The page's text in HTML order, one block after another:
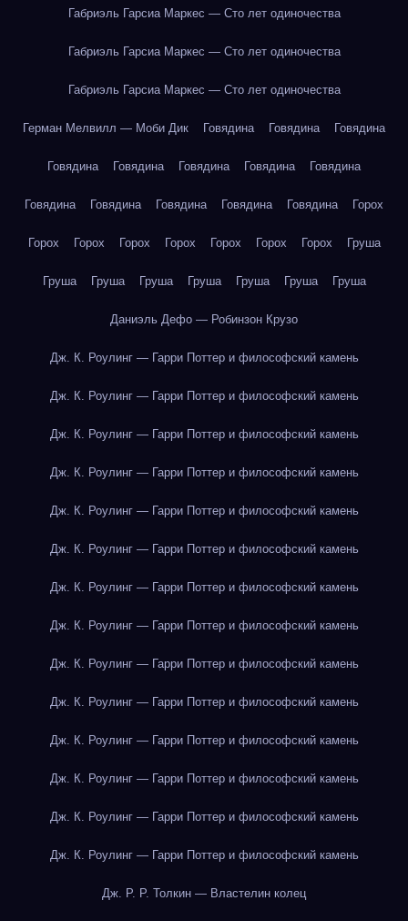
Габриэль Гарсиа Маркес — Сто лет одиночества
Габриэль Гарсиа Маркес — Сто лет одиночества
Габриэль Гарсиа Маркес — Сто лет одиночества
Герман Мелвилл — Моби Дик Говядина Говядина Говядина
Говядина Говядина Говядина Говядина Говядина
Говядина Говядина Говядина Говядина Говядина Горох
Горох Горох Горох Горох Горох Горох Горох Груша
Груша Груша Груша Груша Груша Груша Груша
Даниэль Дефо — Робинзон Крузо
Дж. К. Роулинг — Гарри Поттер и философский камень
Дж. К. Роулинг — Гарри Поттер и философский камень
Дж. К. Роулинг — Гарри Поттер и философский камень
Дж. К. Роулинг — Гарри Поттер и философский камень
Дж. К. Роулинг — Гарри Поттер и философский камень
Дж. К. Роулинг — Гарри Поттер и философский камень
Дж. К. Роулинг — Гарри Поттер и философский камень
Дж. К. Роулинг — Гарри Поттер и философский камень
Дж. К. Роулинг — Гарри Поттер и философский камень
Дж. К. Роулинг — Гарри Поттер и философский камень
Дж. К. Роулинг — Гарри Поттер и философский камень
Дж. К. Роулинг — Гарри Поттер и философский камень
Дж. К. Роулинг — Гарри Поттер и философский камень
Дж. К. Роулинг — Гарри Поттер и философский камень
Дж. Р. Р. Толкин — Властелин колец